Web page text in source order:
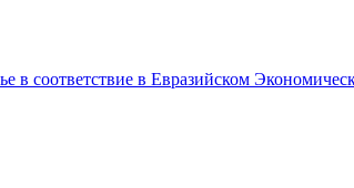
в соответствие в Евразийском